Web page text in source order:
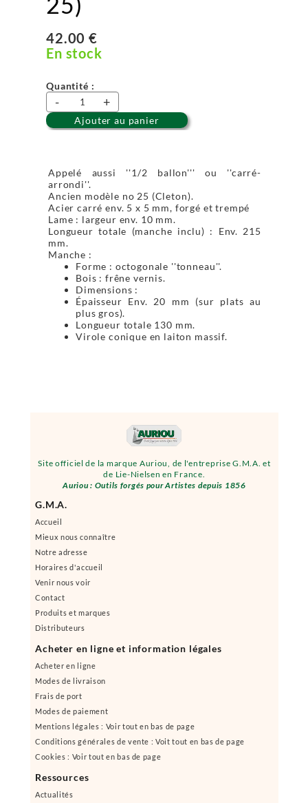
Site officiel de la marque Auriou, de l'entreprise G.M.A. et
de Lie-Nielsen en France.
Auriou : Outils forgés pour Artistes depuis 1856
G.M.A.
Accueil
Mieux nous connaître
Notre adresse
Horaires d'accueil
Venir nous voir
Contact
Produits et marques
Distributeurs
Acheter en ligne et information légales
Acheter en ligne
Modes de livraison
Frais de port
Modes de paiement
Mentions légales : Voir tout en bas de page
Conditions générales de vente : Voit tout en bas de page
Cookies : Voir tout en bas de page
Ressources
Actualités
42.00 €
En stock
Quantité :
- +
Ajouter au panier
Appelé aussi ''1/2 ballon''' ou ''carré-
arrondi''.
Ancien modèle no 25 (Cleton).
Acier carré env. 5 x 5 mm, forgé et trempé
Lame : largeur env. 10 mm.
Longueur totale (manche inclu) : Env. 215
mm.
Manche :
Forme : octogonale ''tonneau''.
Bois : frêne vernis.
Dimensions :
Épaisseur Env. 20 mm (sur plats au
plus gros).
Longueur totale 130 mm.
Virole conique en laiton massif.